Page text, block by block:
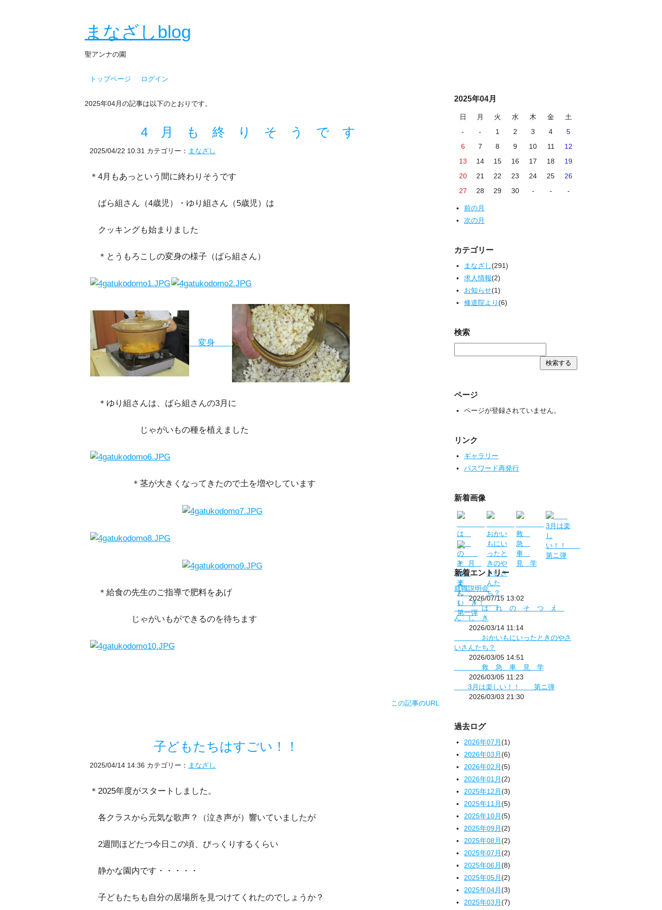
まなざしblog
聖アンナの園
トップページ ログイン
2025年04月の記事は以下のとおりです。
4 月 も 終 り そ う で す
2025/04/22 10:31 カテゴリー： まなざし
＊4月もあっという間に終わりそうです
ばら組さん（4歳児）・ゆり組さん（5歳児）は
クッキングも始まりました
＊とうもろこしの変身の様子（ばら組さん）
変身
＊ゆり組さんは、ばら組さんの3月に
じゃがいもの種を植えました
＊茎が大きくなってきたので土を増やしています
＊給食の先生のご指導で肥料をあげ
じゃがいもができるのを待ちます
この記事のURL
子どもたちはすごい！！
2025/04/14 14:36 カテゴリー： まなざし
＊2025年度がスタートしました。
各クラスから元気な歌声？（泣き声が）響いていましたが
2週間ほどたつ今日この頃、びっくりするくらい
静かな園内です・・・・・
子どもたちも自分の居場所を見つけてくれたのでしょうか？
2025年04月
日 月 火 水 木 金
土
-
- 1 2 3 4
5
6
7 8 9 10 11
12
13
14 15 16 17 18
19
20
21 22 23 24 25
26
27
28 29 30 - - -
前の月
次の月
カテゴリー
まなざし(291)
求人情報(2)
お知らせ(1)
修道院より(6)
検索
ページ
ページが登録されていません。
リンク
ギャラリー
パスワード再発行
新着画像
新着エントリー
就職説明会
2026/07/15 13:02
は れ の そ つ え
ん し き
2026/03/14 11:14
おかいもにいったときのやさ
いさんたち？
2026/03/05 14:51
救 急 車 見 学
2026/03/05 11:23
3月は楽しい！！ 第ニ弾
2026/03/03 21:30
過去ログ
2026年07月(1)
2026年03月(6)
2026年02月(5)
2026年01月(2)
2025年12月(3)
2025年11月(5)
2025年10月(5)
2025年09月(2)
2025年08月(2)
2025年07月(2)
2025年06月(8)
2025年05月(2)
2025年04月(3)
2025年03月(7)